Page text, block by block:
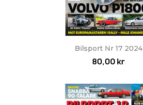
Bilsport Nr 17 2024
80,00 kr